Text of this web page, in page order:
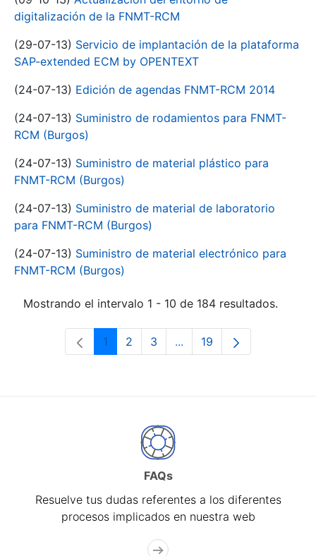
digitalización de la FNMT-RCM
(29-07-13) Servicio de implantación de la plataforma
SAP-extended ECM by OPENTEXT
(24-07-13) Edición de agendas FNMT-RCM 2014
(24-07-13) Suministro de rodamientos para FNMT-
RCM (Burgos)
(24-07-13) Suministro de material plástico para
FNMT-RCM (Burgos)
(24-07-13) Suministro de material de laboratorio
para FNMT-RCM (Burgos)
(24-07-13) Suministro de material electrónico para
FNMT-RCM (Burgos)
Mostrando el intervalo 1 - 10 de 184 resultados.
Página
1 Página
2 Página
3 ...Páginas intermedias Use
Página
19
FAQs
Resuelve tus dudas referentes a los diferentes
procesos implicados en nuestra web